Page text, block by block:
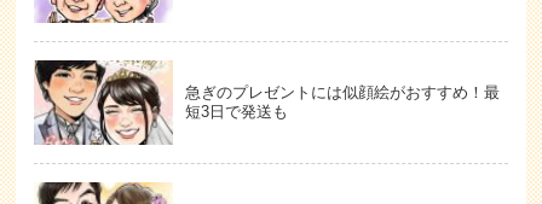
急ぎのプレゼントには似顔絵がおすすめ！最
短3日で発送も